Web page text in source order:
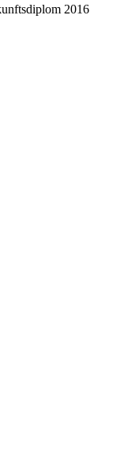
2016